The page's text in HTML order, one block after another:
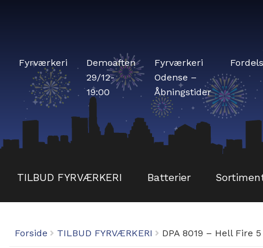
Fyrværkeri
Demoaften
29/12-
19:00
Fyrværkeri
Odense –
Åbningstider
TILBUD FYRVÆRKERI Batterier
Forside TILBUD FYRVÆRKERI DPA 8019 – Hell Fire